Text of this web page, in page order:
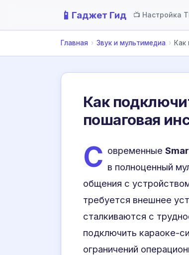
📱 Гаджет Гид 📺 Настройка
Главная › Звук и мультимедиа › Как
Как
пошаговая
С овременные
в полноценный
общения с
требуется внешнее
сталкиваются с
подключить караоке-
ограничений